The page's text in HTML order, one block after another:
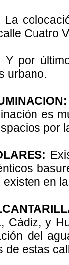
La
Cuatro
Y por
urbano.
es
por
existen en
Cádiz, y
del
de estas